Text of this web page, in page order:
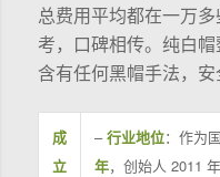
总费用平均都在一万
考，口碑相传。纯白
含有任何黑帽手法，安
成
立
–行业地位：作为
年，创始人 2011